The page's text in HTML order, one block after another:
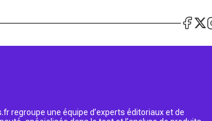
regroupe une équipe d’experts éditoriaux et de